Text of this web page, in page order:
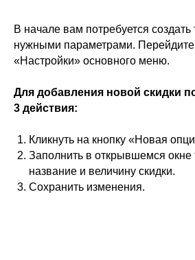
В начале вам потребуется создать
нужными параметрами. Перейдите
«‎Настройки» основного меню.
Для добавления новой скидки
3 действия:
Кликнуть на кнопку «‎Новая
Заполнить в открывшемся окне
название и величину скидки.
Сохранить изменения.